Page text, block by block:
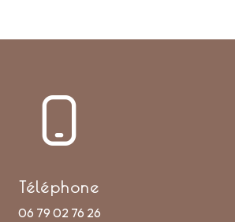
Téléphone
06 79 02 76 26